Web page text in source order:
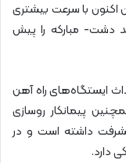
اکنون با سرعت بیشتری
دشت- مبارکه را پیش
بخش احداث ایستگاه‌های راه آهن
پیمانکار روسازی
داشته است و در